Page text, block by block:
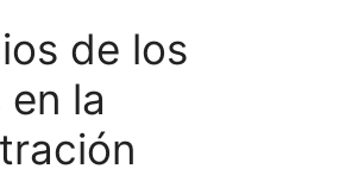
de los
la